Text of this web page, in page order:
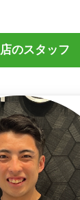
のスタッフ